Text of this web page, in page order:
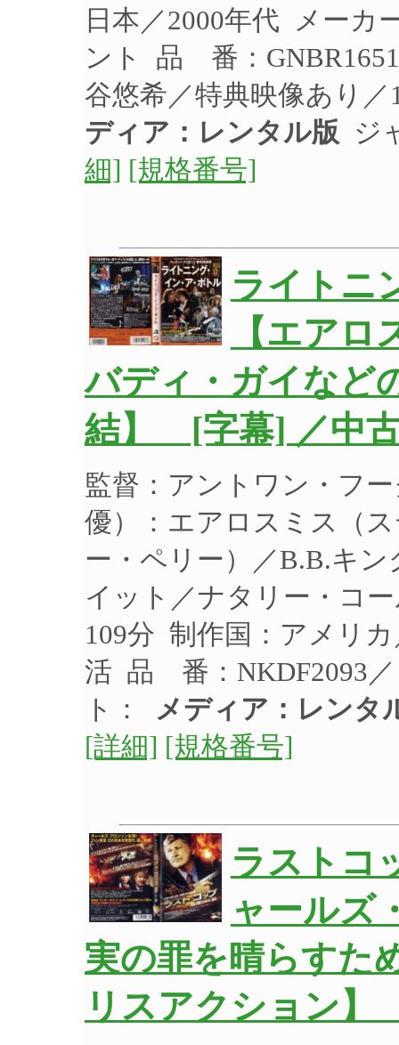
日本／2000年代 メーカ
ント 品 番：
谷悠希／特典映像あり
ディア：レンタル版 ジ
細] [規格番号]
ライトニ
【エア
バディ・ガイなど
結】 [字幕] ／中
監督：アントワン・フ
優）：エアロスミス（
ー・ペリー）／B.B.キ
イット／ナタリー・コ
109分 制作国：アメリ
活 品 番：NKDF2093
ト：
メディア：レンタ
[詳細] [規格番号]
ラストコ
ャールズ
実の罪を晴らすた
リスアクション